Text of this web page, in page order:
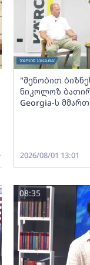
"შენობით
ნიკოლოზ
Georgia-ს
2026/08/01 13:01
08:35